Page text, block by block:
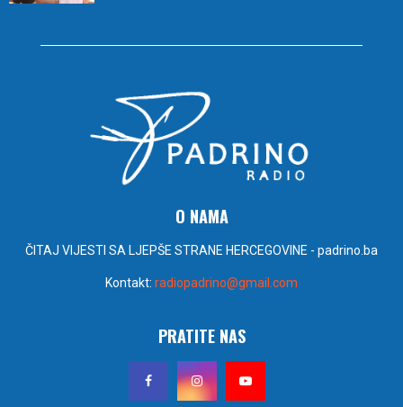
O NAMA
ČITAJ VIJESTI SA LJEPŠE STRANE HERCEGOVINE - padrino.ba
Kontakt: radiopadrino@gmail.com
PRATITE NAS